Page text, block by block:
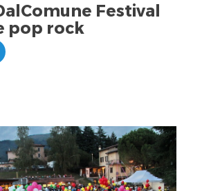
Festival
pop rock